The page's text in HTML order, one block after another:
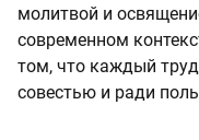
молитвой и
современном
том, что каждый
совестью и ради